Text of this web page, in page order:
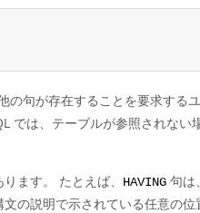
の句が存在することを要求する
では、テーブルが参照されない
ます。 たとえば、 HAVING 句は
の説明で示されている任意の位